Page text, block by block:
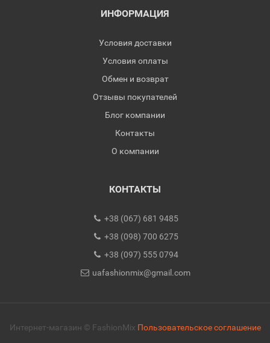
ИНФОРМАЦИЯ
Условия доставки
Условия оплаты
Обмен и возврат
Отзывы покупателей
Блог компании
Контакты
О компании
КОНТАКТЫ
+38 (067) 681 9485
+38 (098) 700 6275
+38 (097) 555 0794
uafashionmix@gmail.com
Интернет-магазин © FashionMix Пользовательское соглашение